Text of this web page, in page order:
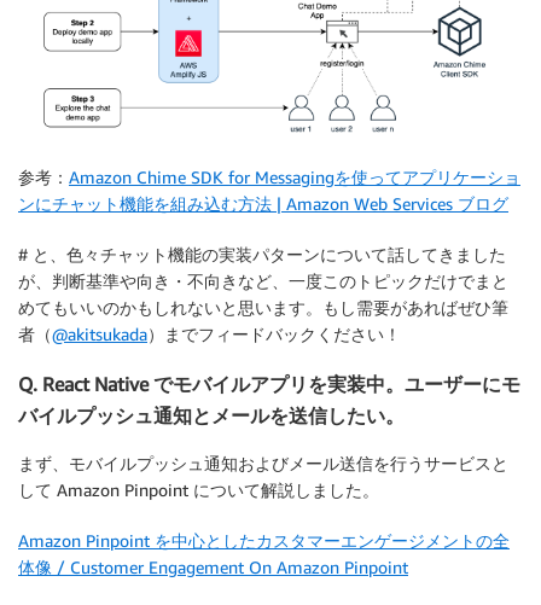
参考： Amazon Chime SDK for Messagingを使ってアプリケーショ
ンにチャット機能を組み込む方法 | Amazon Web Services ブログ
# と、色々チャット機能の実装パターンについて話してきました
が、判断基準や向き・不向きなど、一度このトピックだけでまと
めてもいいのかもしれないと思います。もし需要があればぜひ筆
者（@akitsukada）までフィードバックください！
Q. React Native でモバイルアプリを実装中。ユーザーにモ
バイルプッシュ通知とメールを送信したい。
まず、モバイルプッシュ通知およびメール送信を行うサービスと
して Amazon Pinpoint について解説しました。
Amazon Pinpoint を中心としたカスタマーエンゲージメントの全
体像 / Customer Engagement On Amazon Pinpoint